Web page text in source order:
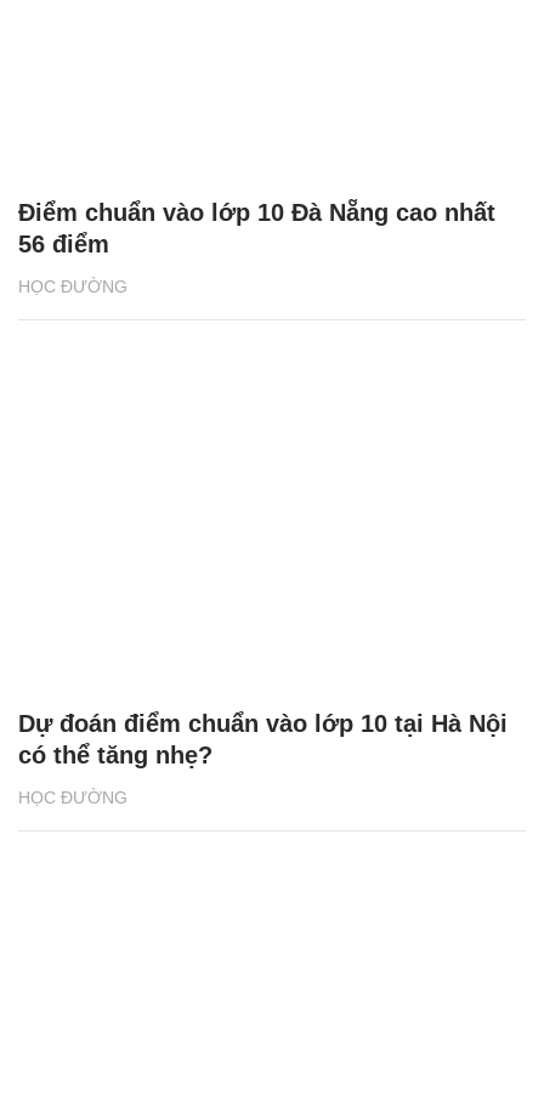
HỌC ĐƯỜNG
Điểm chuẩn vào lớp 10 Đà Nẵng cao nhất
56 điểm
HỌC ĐƯỜNG
Dự đoán điểm chuẩn vào lớp 10 tại Hà Nội
có thể tăng nhẹ?